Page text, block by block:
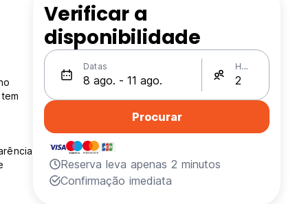
Verificar a
disponibilidade
Datas Hóspedes
Procurar
Reserva leva apenas 2 minutos
Confirmação imediata